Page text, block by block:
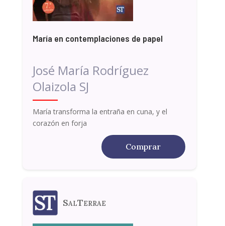
María en contemplaciones de papel
José María Rodríguez
Olaizola SJ
María transforma la entraña en cuna, y el
corazón en forja
Comprar
SalTerrae